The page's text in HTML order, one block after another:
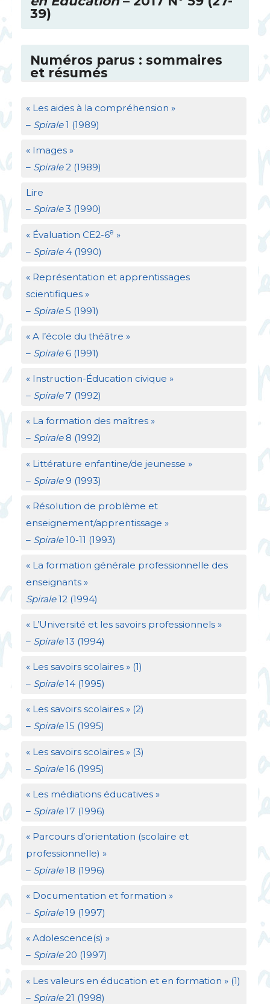
39)
Numéros parus : sommaires
et résumés
« Les aides à la compréhension »
– Spirale1 (1989)
« Images »
– Spirale2 (1989)
Lire
– Spirale3 (1990)
« Évaluation CE2-6e »
– Spirale4 (1990)
« Représentation et apprentissages
scientifiques »
– Spirale5 (1991)
« A l’école du théâtre »
– Spirale6 (1991)
« Instruction-Éducation civique »
– Spirale7 (1992)
« La formation des maîtres »
– Spirale8 (1992)
« Littérature enfantine/de jeunesse »
– Spirale9 (1993)
« Résolution de problème et
enseignement/apprentissage »
– Spirale10-11 (1993)
« La formation générale professionnelle des
enseignants »
Spirale12 (1994)
« L’Université et les savoirs professionnels »
– Spirale13 (1994)
« Les savoirs scolaires » (1)
– Spirale14 (1995)
« Les savoirs scolaires » (2)
– Spirale15 (1995)
« Les savoirs scolaires » (3)
– Spirale16 (1995)
« Les médiations éducatives »
– Spirale17 (1996)
« Parcours d’orientation (scolaire et
professionnelle) »
– Spirale18 (1996)
« Documentation et formation »
– Spirale19 (1997)
« Adolescence(s) »
– Spirale20 (1997)
« Les valeurs en éducation et en formation » (1)
– Spirale21 (1998)